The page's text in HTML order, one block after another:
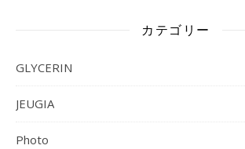
カテゴリー
GLYCERIN
JEUGIA
Photo